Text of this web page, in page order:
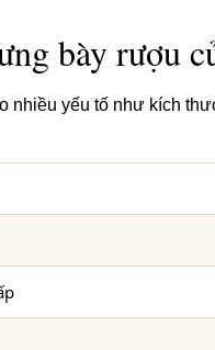
bày rượu
nhiều yếu tố như kích